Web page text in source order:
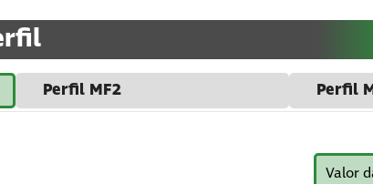
Perfil MF2 Perfil
Valor